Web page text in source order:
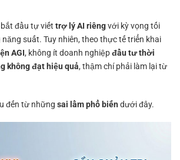
đầu tự viết trợ lý AI riêngvới kỳ vọng tối
suất. Tuy nhiên, theo thực tế triển khai
AGI, không ít doanh nghiệpđầu tư thời
không đạt hiệu quả, thậm chí phải làm lại từ
đến từ những sai lầm phổ biến dưới đây.